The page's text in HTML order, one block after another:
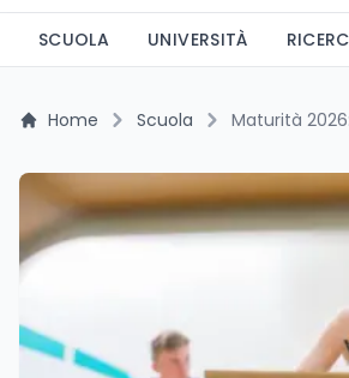
SCUOLA UNIVERSITÀ
Home Scuola